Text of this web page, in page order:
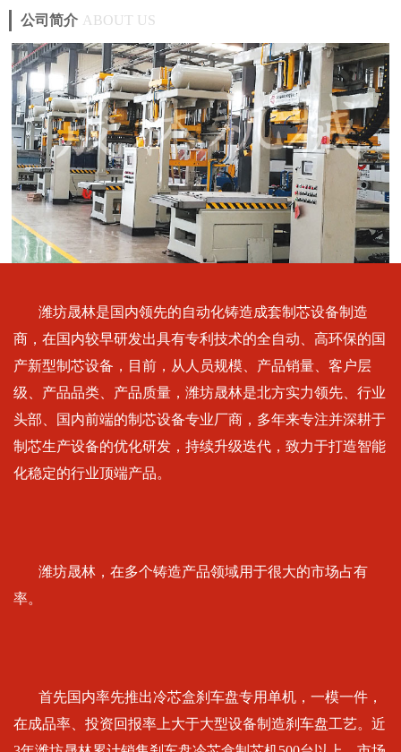
公司简介 ABOUT US
潍坊晟林是国内领先的自动化铸造成套制芯设备制造
商，在国内较早研发出具有专利技术的全自动、高环保的国
产新型制芯设备，目前，从人员规模、产品销量、客户层
级、产品品类、产品质量，潍坊晟林是北方实力领先、行业
头部、国内前端的制芯设备专业厂商，多年来专注并深耕于
制芯生产设备的优化研发，持续升级迭代，致力于打造智能
化稳定的行业顶端产品。
潍坊晟林，在多个铸造产品领域用于很大的市场占有
率。
首先国内率先推出冷芯盒刹车盘专用单机，一模一件，
在成品率、投资回报率上大于大型设备制造刹车盘工艺。近